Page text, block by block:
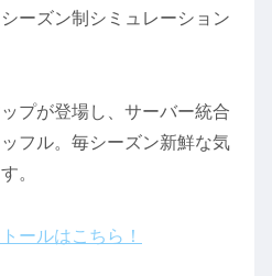
ーズン制シミュレーション
プが登場し、サーバー統合
フル。毎シーズン新鮮な気
。
ールはこちら！